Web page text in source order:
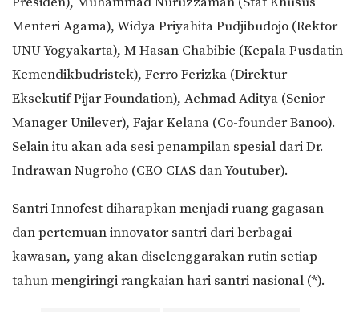
Menteri Agama), Widya Priyahita Pudjibudojo (Rektor
UNU Yogyakarta), M Hasan Chabibie (Kepala Pusdatin
Kemendikbudristek), Ferro Ferizka (Direktur
Eksekutif Pijar Foundation), Achmad Aditya (Senior
Manager Unilever), Fajar Kelana (Co-founder Banoo).
Selain itu akan ada sesi penampilan spesial dari Dr.
Indrawan Nugroho (CEO CIAS dan Youtuber).
Santri Innofest diharapkan menjadi ruang gagasan
dan pertemuan innovator santri dari berbagai
kawasan, yang akan diselenggarakan rutin setiap
tahun mengiringi rangkaian hari santri nasional (*).